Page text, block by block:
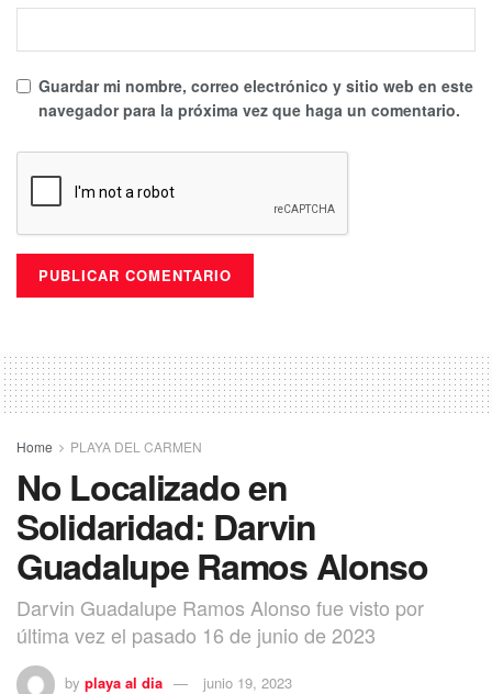
Guardar mi nombre, correo electrónico y sitio web en este
navegador para la próxima vez que haga un comentario.
Home PLAYA DEL CARMEN
No Localizado en
Solidaridad: Darvin
Guadalupe Ramos Alonso
Darvin Guadalupe Ramos Alonso fue visto por
última vez el pasado 16 de junio de 2023
by playa al dia junio 19, 2023